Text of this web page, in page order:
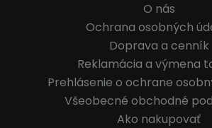
O nás
Ochrana osobných
Doprava a cenník
Reklamácia a výmena
Prehlásenie o ochrane
Všeobecné obchodné
Ako nakupovať